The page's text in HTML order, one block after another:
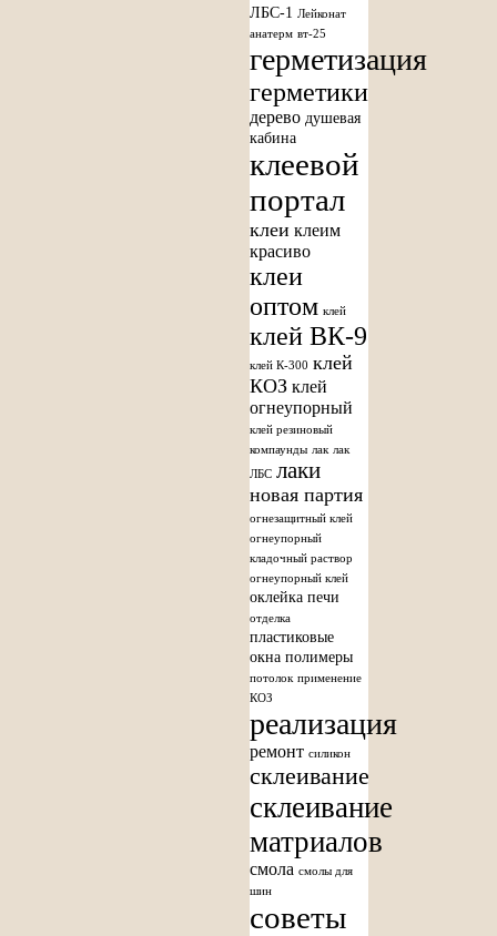
ЛБС-1
Лейконат
анатерм вт-25
герметизация
герметики
дерево душевая
кабина
клеевой
портал
клеи клеим
красиво
клеи
оптом клей
клей ВК-9
клей К-300 клей
КОЗ клей
огнеупорный
клей резиновый
компаунды лак лак
ЛБС лаки
новая партия
огнезащитный клей
огнеупорный
кладочный раствор
огнеупорный клей
оклейка печи
отделка
пластиковые
окна полимеры
потолок применение
КОЗ
реализация
ремонт силикон
склеивание
склеивание
матриалов
смола смолы для
шин
советы